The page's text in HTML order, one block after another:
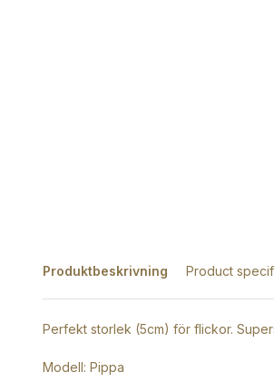
Produktbeskrivning Product
Perfekt storlek (5cm) för flickor.
Modell: Pippa